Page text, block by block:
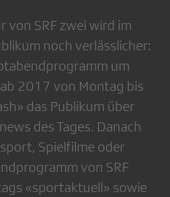
von SRF zwei wird im
noch verlässlicher:
um
2017 von Montag bis
das Publikum über
des Tages. Danach
Spielfilme oder
von SRF
«sportaktuell» sowie